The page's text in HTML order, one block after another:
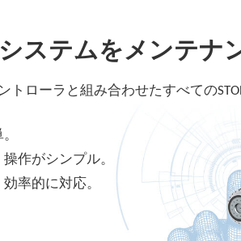
ステムをメンテナ
トローラと組み合わせたすべての
作がシンプル。
率的に対応。